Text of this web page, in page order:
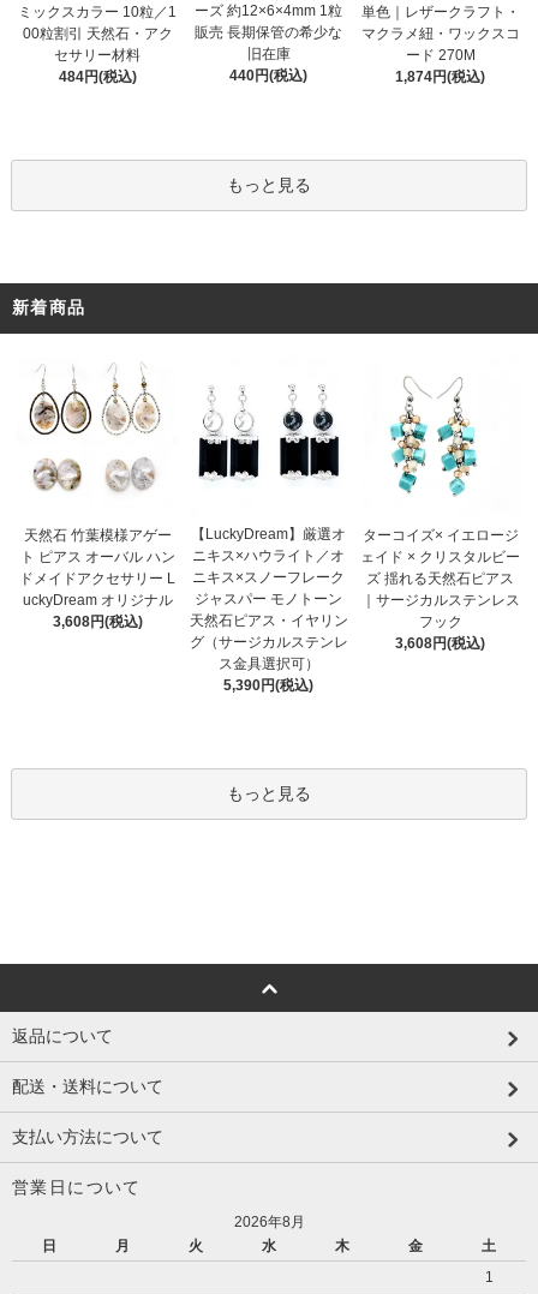
ミックスカラー 10粒／1
00粒割引 天然石・アク
セサリー材料
484円(税込)
ーズ 約12×6×4mm 1粒
販売 長期保管の希少な
旧在庫
440円(税込)
単色｜レザークラフト・
マクラメ紐・ワックスコ
ード 270M
1,874円(税込)
もっと見る
新着商品
天然石 竹葉模様アゲー
ト ピアス オーバル ハン
ドメイドアクセサリー L
uckyDream オリジナル
3,608円(税込)
【LuckyDream】厳選オ
ニキス×ハウライト／オ
ニキス×スノーフレーク
ジャスパー モノトーン
天然石ピアス・イヤリン
グ（サージカルステンレ
ス金具選択可）
5,390円(税込)
ターコイズ× イエロージ
ェイド × クリスタルビー
ズ 揺れる天然石ピアス
｜サージカルステンレス
フック
3,608円(税込)
もっと見る
返品について
配送・送料について
支払い方法について
営業日について
2026年8月
日
月 火 水 木 金
土
1